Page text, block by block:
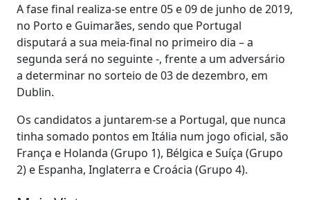
A fase final realiza-se entre 05 e 09 de junho de 2019,
no Porto e Guimarães, sendo que Portugal
disputará a sua meia-final no primeiro dia – a
segunda será no seguinte -, frente a um adversário
a determinar no sorteio de 03 de dezembro, em
Dublin.
Os candidatos a juntarem-se a Portugal, que nunca
tinha somado pontos em Itália num jogo oficial, são
França e Holanda (Grupo 1), Bélgica e Suíça (Grupo
2) e Espanha, Inglaterra e Croácia (Grupo 4).